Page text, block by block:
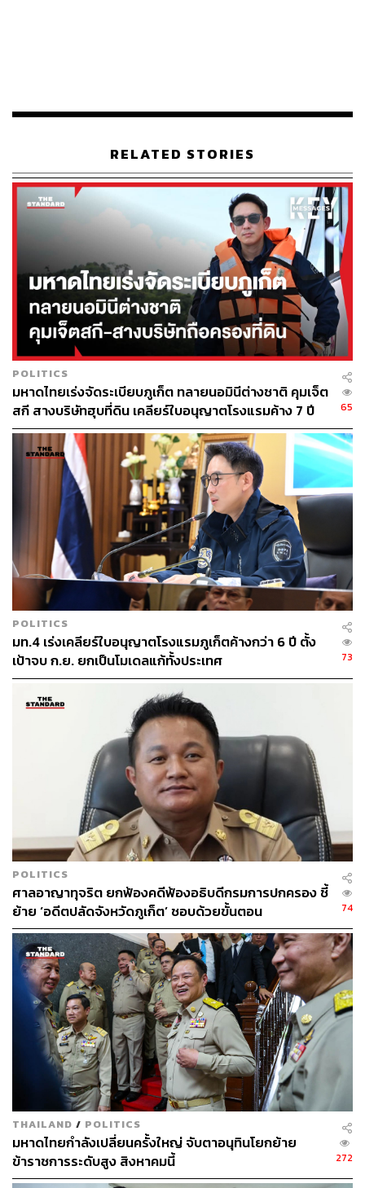
หลังประสบความล้มเหลวหลายครั้ง Ho ตระหนักว่าการ
รับจ้างผลิตไม่ใช่ทางรอด “คุณต้องเป็นเจ้าของลูกค้า และจะ
ทำได้ก็ต้องมีแบรนด์หรือเทคโนโลยีเป็นของตัวเอง ผมไม่ใช่
นักเทคโนโลยี จึงต้องสร้างแบรนด์” เขากล่าว
โอกาสทองมาถึงในปี 1984 เมื่อ Ho บังเอิญเจอที่ดินชายฝั่งผืน
ใหญ่กว่า 550 เอเคอร์ที่อ่าวบางเทา จังหวัดภูเก็ต แม้จะเป็น
เพียงเหมืองดีบุกร้าง แต่เขามองเห็นศักยภาพ จึงตัดสินใจซื้อ
และพัฒนาเป็น Laguna Phuket รีสอร์ตแบบครบวงจรแห่ง
แรกของเอเชียในปี 1987 โดยร่วมมือกับภรรยาและน้องชาย
ซึ่งเป็นสถาปนิก
แต่ที่ดินผืนสุดท้ายไม่มีชายหาด ทำให้ไม่มีแบรนด์โรงแรมใด
สนใจบริหาร Ho จึงตัดสินใจสร้างแบรนด์ของตัวเอง โดย
ออกแบบให้ทุกวิลล่ามีสระว่ายน้ำส่วนตัว “แนวคิดโรงแรมที่มี
สระว่ายน้ำทุกห้องและสปาเมืองร้อนไม่เคยมีมาก่อนเมื่อ 30
ปีที่แล้ว นวัตกรรมไม่ได้หล่นมาจากฟ้า แต่เกิดจากการตอบ
สนองความต้องการ” Ho กล่าว
ปัจจุบัน Banyan Group มีแบรนด์ในเครือ 12 แบรนด์ โรงแรม
และรีสอร์ตกว่า 80 แห่ง รวมถึงสปา แกลเลอรี และที่พักอาศัย
ใน 20 ประเทศ สร้างรายได้ราว 328 ล้านดอลลาร์สิงคโปร์
(ประมาณ 8,194 ล้านบาท) ในปี 2023 และมีมูลค่าใน
ตลาดหลักทรัพย์สิงคโปร์ที่ 300 ล้านดอลลาร์สิงคโปร์
(ประมาณ 8,100 ล้านบาท) แม้มูลค่าทรัพย์สินรวมที่แท้จริง
“หลายคนถามผมว่า ผมทรยศอุดมการณ์หรือไม่ ผมตอบว่าไม่
ผมโตขึ้น สิ่งที่ผมทำในอดีต คุณทำไปเรื่อยๆ ไม่ได้ คุณจะติด
คุกถาวร และมันก็ไม่มีประสิทธิภาพ แต่สิ่งที่เราต้องการในแง่
การเปลี่ยนแปลงทางสังคม ผมคิดว่าเรากำลังทำมันผ่าน
Banyan Tree อยู่ทุกวันนี้” Ho ทิ้งท้าย ทำให้เห็นว่าแม้จะผัน
ตัวมาเป็นนักธุรกิจ แต่อุดมการณ์เพื่อสังคมยังคงอยู่ เพียงแต่
เปลี่ยนวิธีการไปเท่านั้น
ภาพ: Jonathan Wong / South China Morning Post via
Getty Images
อ้างอิง:
https://www.cnbc.com/2025/01/23/banyan-tree-his-h
ospitality-empire-is-worth-over-200-million.html
สามารถติดตาม THE STANDARD WEALTH
ผ่านแอปพลิเคชันต่างๆ ที่คุณสะดวกหรือใช้งานอยู่แล้วได้เลย
TAGS: ภูเก็ต Banyan Tree
RELATED STORIES
POLITICS
มหาดไทยเร่งจัดระเบียบภูเก็ต ทลายนอมินีต่างชาติ คุมเจ็ต
สกี สางบริษัทฮุบที่ดิน เคลียร์ใบอนุญาตโรงแรมค้าง 7 ปี
65
POLITICS
มท.4 เร่งเคลียร์ใบอนุญาตโรงแรมภูเก็ตค้างกว่า 6 ปี ตั้ง
เป้าจบ ก.ย. ยกเป็นโมเดลแก้ทั้งประเทศ
73
POLITICS
ศาลอาญาทุจริต ยกฟ้องคดีฟ้องอธิบดีกรมการปกครอง ชี้
ย้าย ‘อดีตปลัดจังหวัดภูเก็ต’ ชอบด้วยขั้นตอน
74
THAILAND / POLITICS
มหาดไทยกำลังเปลี่ยนครั้งใหญ่ จับตาอนุทินโยกย้าย
ข้าราชการระดับสูง สิงหาคมนี้
272